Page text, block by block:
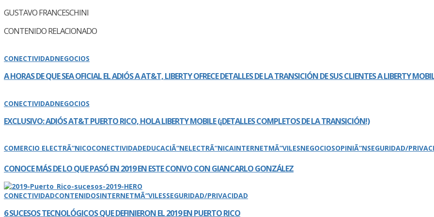
GUSTAVO FRANCESCHINI
CONTENIDO RELACIONADO
CONECTIVIDADNEGOCIOS
A HORAS DE QUE SEA OFICIAL EL ADIÓS A AT&T, LIBERTY OFRECE DETALLES DE LA TRANSICIÓN DE SUS CLIENTES A LIBERTY
CONECTIVIDADNEGOCIOS
EXCLUSIVO: ADIÓS AT&T PUERTO RICO, HOLA LIBERTY MOBILE (¡DETALLES COMPLETOS DE LA TRANSICIÓN!)
COMERCIO ELECTRÃ“NICOCONECTIVIDADEDUCACIÃ“NELECTRÃ“NICAINTERNETMÃ“VILESNEGOCIOSOPINIÃ“NSEGURIDAD/
CONOCE MÁS DE LO QUE PASÓ EN 2019 EN ESTE CONVO CON GIANCARLO GONZÁLEZ
CONECTIVIDADCONTENIDOSINTERNETMÃ“VILESSEGURIDAD/PRIVACIDAD
6 SUCESOS TECNOLÓGICOS QUE DEFINIERON EL 2019 EN PUERTO RICO